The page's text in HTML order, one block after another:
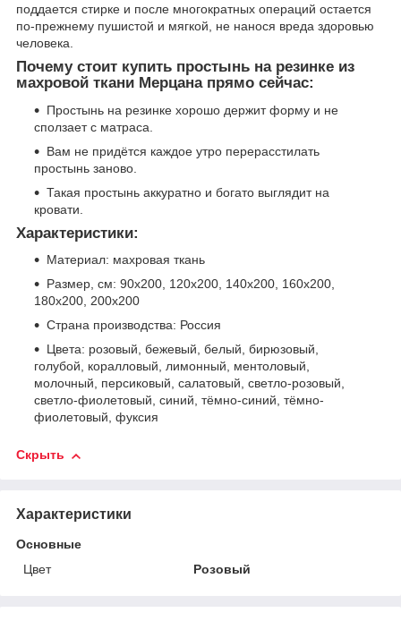
поддается стирке и после многократных операций остается
по-прежнему пушистой и мягкой, не нанося вреда здоровью
человека.
Почему стоит купить простынь на резинке из
махровой ткани Мерцана прямо сейчас:
Простынь на резинке хорошо держит форму и не
сползает с матраса.
Вам не придётся каждое утро перерасстилать
простынь заново.
Такая простынь аккуратно и богато выглядит на
кровати.
Характеристики:
Материал: махровая ткань
Размер, см: 90х200, 120х200, 140х200, 160х200,
180х200, 200х200
Страна производства: Россия
Цвета: розовый, бежевый, белый, бирюзовый,
голубой, коралловый, лимонный, ментоловый,
молочный, персиковый, салатовый, светло-розовый,
светло-фиолетовый, синий, тёмно-синий, тёмно-
фиолетовый, фуксия
Скрыть
Характеристики
Основные
Цвет
Розовый